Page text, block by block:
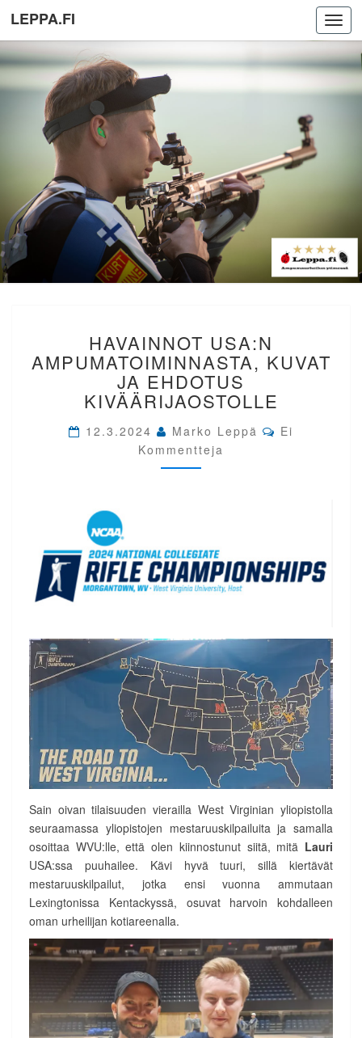
LEPPA.FI
USA:N
AMPUMATOIMINNASTA,
KUVAT
JA
EHDOTUS
HAVAINNOT USA:N
AMPUMATOIMINNASTA, KUVAT
JA EHDOTUS
KIVÄÄRIJAOSTOLLE
12.3.2024 Marko Leppä Comments
Ei
Kommentteja
Sain oivan tilaisuuden vierailla West Virginian yliopistolla
seuraamassa yliopistojen mestaruuskilpailuita ja samalla
osoittaa WVU:lle, että olen kiinnostunut siitä, mitä Lauri
USA:ssa puuhailee. Kävi hyvä tuuri, sillä kiertävät
mestaruuskilpailut, jotka ensi vuonna ammutaan
Lexingtonissa Kentackyssä, osuvat harvoin kohdalleen
oman urheilijan kotiareenalla.